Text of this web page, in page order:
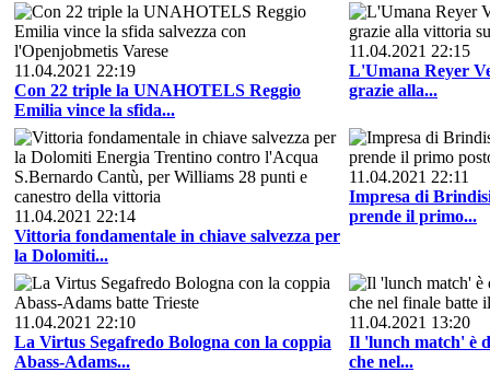
11.04.2021 22:19
Con 22 triple la UNAHOTELS Reggio
Emilia vince la sfida...
11.04.2021 22:15
L'Umana Reyer
grazie alla...
11.04.2021 22:14
Vittoria fondamentale in chiave salvezza per
la Dolomiti...
11.04.2021 22:11
Impresa di
prende il primo...
11.04.2021 22:10
La Virtus Segafredo Bologna con la coppia
Abass-Adams...
11.04.2021 13:20
Il 'lunch match' è
che nel...